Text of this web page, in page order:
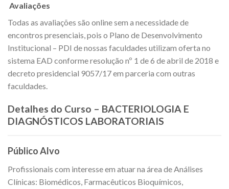
Avaliações
Todas as avaliações são online sem a necessidade de
encontros presenciais, pois o Plano de Desenvolvimento
Institucional – PDI de nossas faculdades utilizam oferta no
sistema EAD conforme resolução nº 1 de 6 de abril de 2018 e
decreto presidencial 9057/17 em parceria com outras
faculdades.
Detalhes do Curso – BACTERIOLOGIA E
DIAGNÓSTICOS LABORATORIAIS
Público Alvo
Profissionais com interesse em atuar na área de Análises
Clínicas: Biomédicos, Farmacêuticos Bioquímicos,